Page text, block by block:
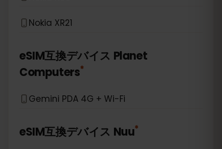
Nokia XR21
eSIM互換デバイス Planet
Computers*
Gemini PDA 4G + Wi-Fi
eSIM互換デバイス Nuu*